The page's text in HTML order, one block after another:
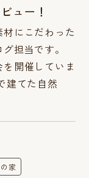
ュー！
にこだわった
担当です。
開催していま
建てた自然
家